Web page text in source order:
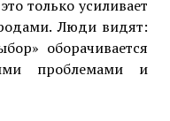
только усиливает
Люди видят:
оборачивается
проблемами и